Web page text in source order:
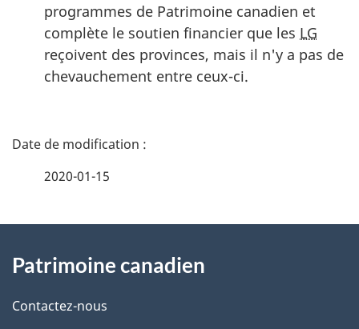
programmes de Patrimoine canadien et
complète le soutien financier que les LG
reçoivent des provinces, mais il n'y a pas de
chevauchement entre ceux-ci.
D
i
l
2020-01-15
propos
de
Patrimoine canadien
Contactez-nous